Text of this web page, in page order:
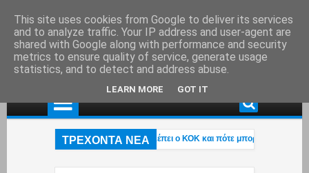
ΤΡΕΧΟΝΤΑ ΝΕΑ
περιπολικό στον δρόμο; – Τι προβλέπει ο ΚΟΚ και πότε μπορεί να γίνει
This site uses cookies from Google to deliver its services
and to analyze traffic. Your IP address and user-agent are
shared with Google along with performance and security
metrics to ensure quality of service, generate usage
statistics, and to detect and address abuse.
LEARN MORE GOT IT